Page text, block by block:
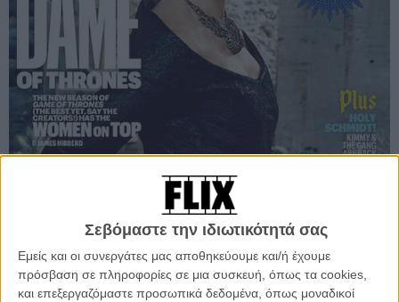
Σεβόμαστε την ιδιωτικότητά σας
Εμείς και οι συνεργάτες μας αποθηκεύουμε και/ή έχουμε
πρόσβαση σε πληροφορίες σε μια συσκευή, όπως τα cookies,
και επεξεργαζόμαστε προσωπικά δεδομένα, όπως μοναδικοί